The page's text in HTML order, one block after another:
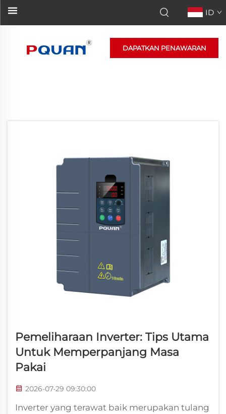
ID
DAPATKAN PENAWARAN
Pemeliharaan Inverter: Tips Utama
Untuk Memperpanjang Masa
Pakai
2026-07-29 09:30:00
Inverter yang terawat baik merupakan tulang